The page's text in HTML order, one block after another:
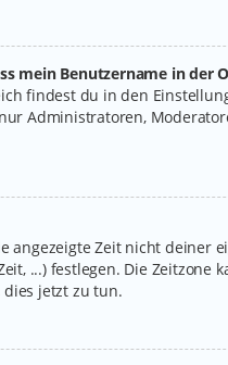
mein Benutzername in der
findest du in den
Administratoren,
angezeigte Zeit nicht deiner
...) festlegen. Die
jetzt zu tun.